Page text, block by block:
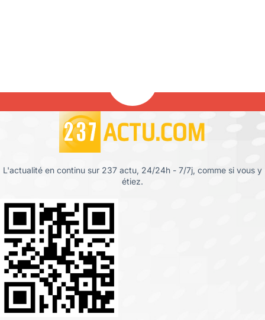
L'actualité en continu sur 237 actu, 24/24h - 7/7j, comme si vous y
étiez.